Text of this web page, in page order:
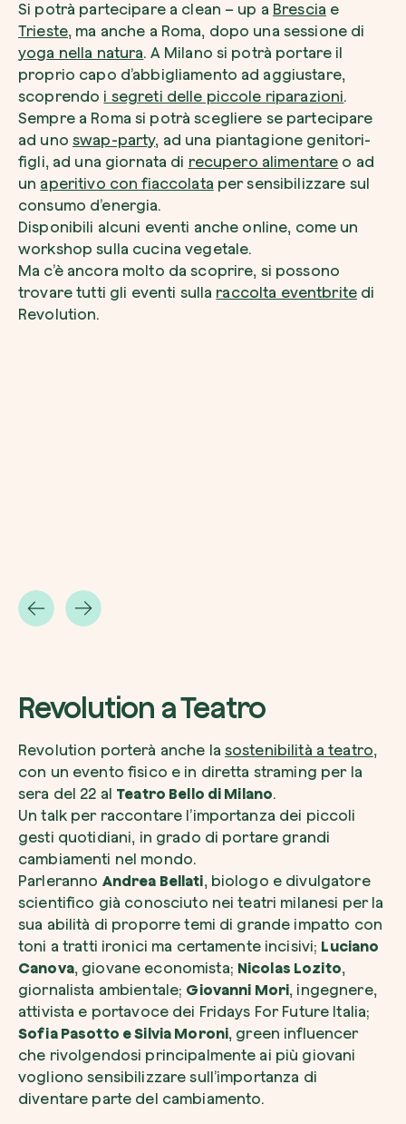
Si potrà partecipare a clean – up a Brescia e
Trieste, ma anche a Roma, dopo una sessione di
yoga nella natura. A Milano si potrà portare il
proprio capo d’abbigliamento ad aggiustare,
scoprendo i segreti delle piccole riparazioni.
Sempre a Roma si potrà scegliere se partecipare
ad uno swap-party, ad una piantagione genitori-
figli, ad una giornata di recupero alimentare o ad
un aperitivo con fiaccolata per sensibilizzare sul
consumo d’energia.
Disponibili alcuni eventi anche online, come un
workshop sulla cucina vegetale.
Ma c’è ancora molto da scoprire, si possono
trovare tutti gli eventi sulla raccolta eventbrite di
Revolution.
Revolution a Teatro
Revolution porterà anche la sostenibilità a teatro,
con un evento fisico e in diretta straming per la
sera del 22 al Teatro Bello di Milano.
Un talk per raccontare l’importanza dei piccoli
gesti quotidiani, in grado di portare grandi
cambiamenti nel mondo.
Parleranno Andrea Bellati, biologo e divulgatore
scientifico già conosciuto nei teatri milanesi per la
sua abilità di proporre temi di grande impatto con
toni a tratti ironici ma certamente incisivi; Luciano
Canova, giovane economista; Nicolas Lozito,
giornalista ambientale; Giovanni Mori, ingegnere,
attivista e portavoce dei Fridays For Future Italia;
Sofia Pasotto e Silvia Moroni, green influencer
che rivolgendosi principalmente ai più giovani
vogliono sensibilizzare sull’importanza di
diventare parte del cambiamento.
Riscatta un albero
Inserisci il tuo codice per riscattare un
Usa il codice